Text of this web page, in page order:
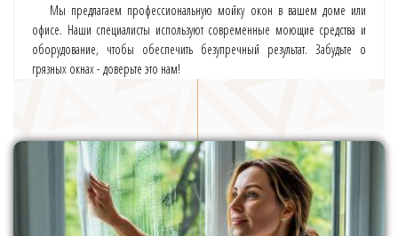
Мы предлагаем профессиональную мойку окон в вашем доме или
офисе. Наши специалисты используют современные моющие средства и
оборудование, чтобы обеспечить безупречный результат. Забудьте о
грязных окнах - доверьте это нам!